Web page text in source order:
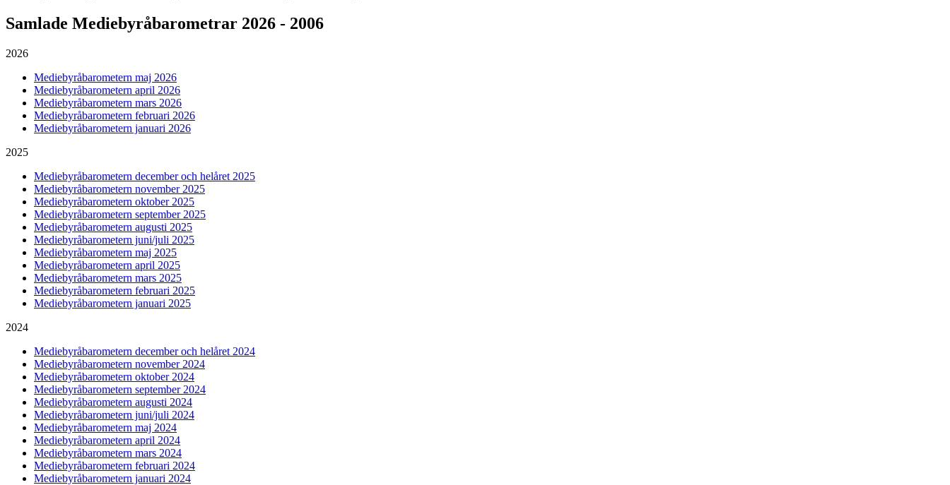
Samlade Mediebyråbarometrar 2026 - 2006
2026
Mediebyråbarometern maj 2026
Mediebyråbarometern april 2026
Mediebyråbarometern mars 2026
Mediebyråbarometern februari 2026
Mediebyråbarometern januari 2026
2025
Mediebyråbarometern december och helåret 2025
Mediebyråbarometern november 2025
Mediebyråbarometern oktober 2025
Mediebyråbarometern september 2025
Mediebyråbarometern augusti 2025
Mediebyråbarometern juni/juli 2025
Mediebyråbarometern maj 2025
Mediebyråbarometern april 2025
Mediebyråbarometern mars 2025
Mediebyråbarometern februari 2025
Mediebyråbarometern januari 2025
2024
Mediebyråbarometern december och helåret 2024
Mediebyråbarometern november 2024
Mediebyråbarometern oktober 2024
Mediebyråbarometern september 2024
Mediebyråbarometern augusti 2024
Mediebyråbarometern juni/juli 2024
Mediebyråbarometern maj 2024
Mediebyråbarometern april 2024
Mediebyråbarometern mars 2024
Mediebyråbarometern februari 2024
Mediebyråbarometern januari 2024